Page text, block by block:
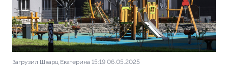
Загрузил Шварц Екатерина 15:19 06.05.2025